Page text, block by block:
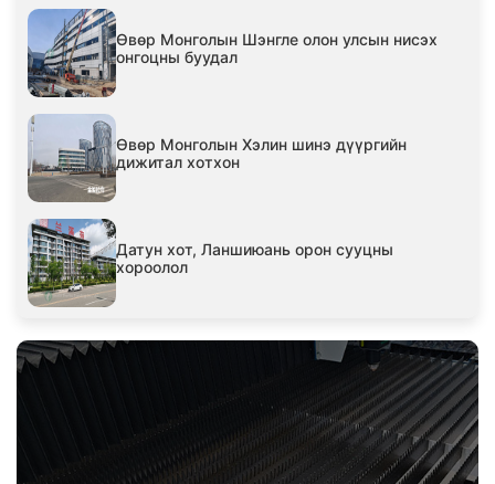
Өвөр Монголын Шэнгле олон улсын нисэх
онгоцны буудал
Өвөр Монголын Хэлин шинэ дүүргийн
дижитал хотхон
Датун хот, Ланшиюань орон сууцны
хороолол